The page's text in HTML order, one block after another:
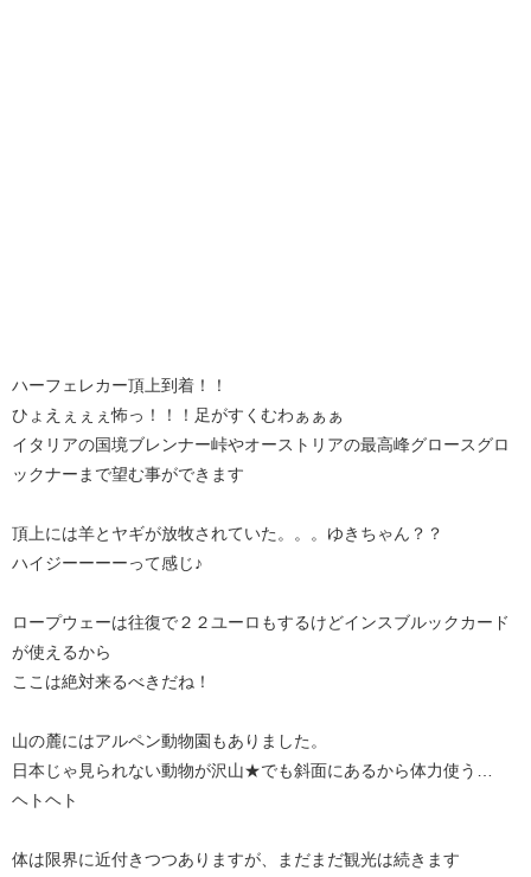
ハーフェレカー頂上到着！！
ひょえぇぇぇ怖っ！！！足がすくむわぁぁぁ
イタリアの国境ブレンナー峠やオーストリアの最高峰グロースグロ
ックナーまで望む事ができます
頂上には羊とヤギが放牧されていた。。。ゆきちゃん？？
ハイジーーーーって感じ♪
ロープウェーは往復で２２ユーロもするけどインスブルックカード
が使えるから
ここは絶対来るべきだね！
山の麓にはアルペン動物園もありました。
日本じゃ見られない動物が沢山★でも斜面にあるから体力使う…
ヘトヘト
体は限界に近付きつつありますが、まだまだ観光は続きます